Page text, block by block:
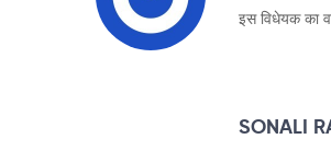
इस विधेयक का
SONALI